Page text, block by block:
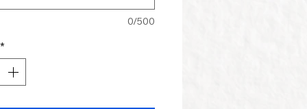
60 cm hoog, het ronde deel is
heeft een heel goede prijs
en is daarom zeker
0/500
*